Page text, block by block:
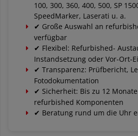
100, 300, 360, 400, 500, SP
SpeedMarker, Laserati u. a.
✔ Große Auswahl an
verfügbar
✔ Flexibel: Refurbished-
Instandsetzung oder Vor-Ort-
✔ Transparenz: Prüfbericht,
Fotodokumentation
✔ Sicherheit: Bis zu 12
refurbished Komponenten
✔ Beratung rund um die Uhr